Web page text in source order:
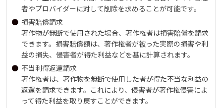
者やプロバイダーに対して削除を求めることが可能です。
損害賠償請求
著作物が無断で使用された場合、著作権者は損害賠償を請求
できます。損害賠償額は、著作権者が被った実際の損害や利
益の損失、侵害者が得た利益などを基に計算されます。
不当利得返還請求
著作権者は、著作物を無断で使用した者が得た不当な利益の
返還を請求できます。これにより、侵害者が著作権侵害によ
って得た利益を取り戻すことができます。